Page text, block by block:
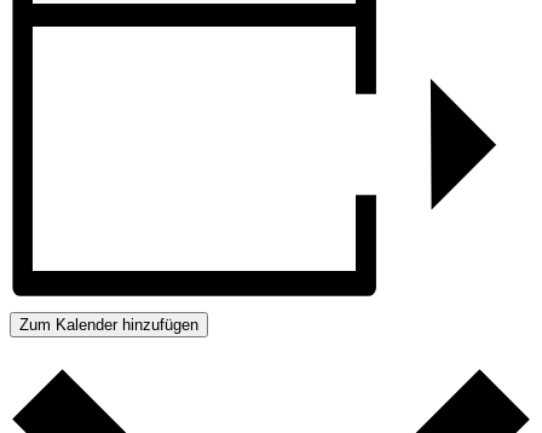
Zum Kalender hinzufügen